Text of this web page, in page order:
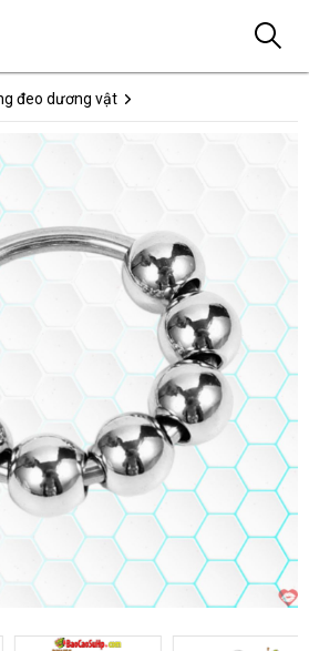
đeo dương vật